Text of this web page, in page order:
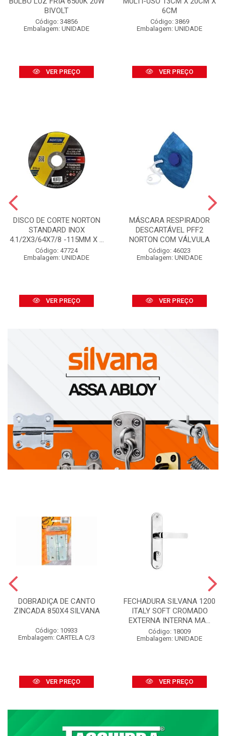
BIVOLT
Código: 34856
Embalagem: UNIDADE
VER PREÇO
6CM
Código: 3869
Embalagem: UNIDADE
VER PREÇO
DISCO DE CORTE NORTON
STANDARD INOX
4.1/2X3/64X7/8 -115MM X ...
Código: 47724
Embalagem: UNIDADE
VER PREÇO
MÁSCARA RESPIRADOR
DESCARTÁVEL PFF2
NORTON COM VÁLVULA
Código: 46023
Embalagem: UNIDADE
VER PREÇO
DOBRADIÇA DE CANTO
ZINCADA 850X4 SILVANA
Código: 10933
Embalagem: CARTELA C/3
VER PREÇO
FECHADURA SILVANA 1200
ITALY SOFT CROMADO
EXTERNA INTERNA MA...
Código: 18009
Embalagem: UNIDADE
VER PREÇO